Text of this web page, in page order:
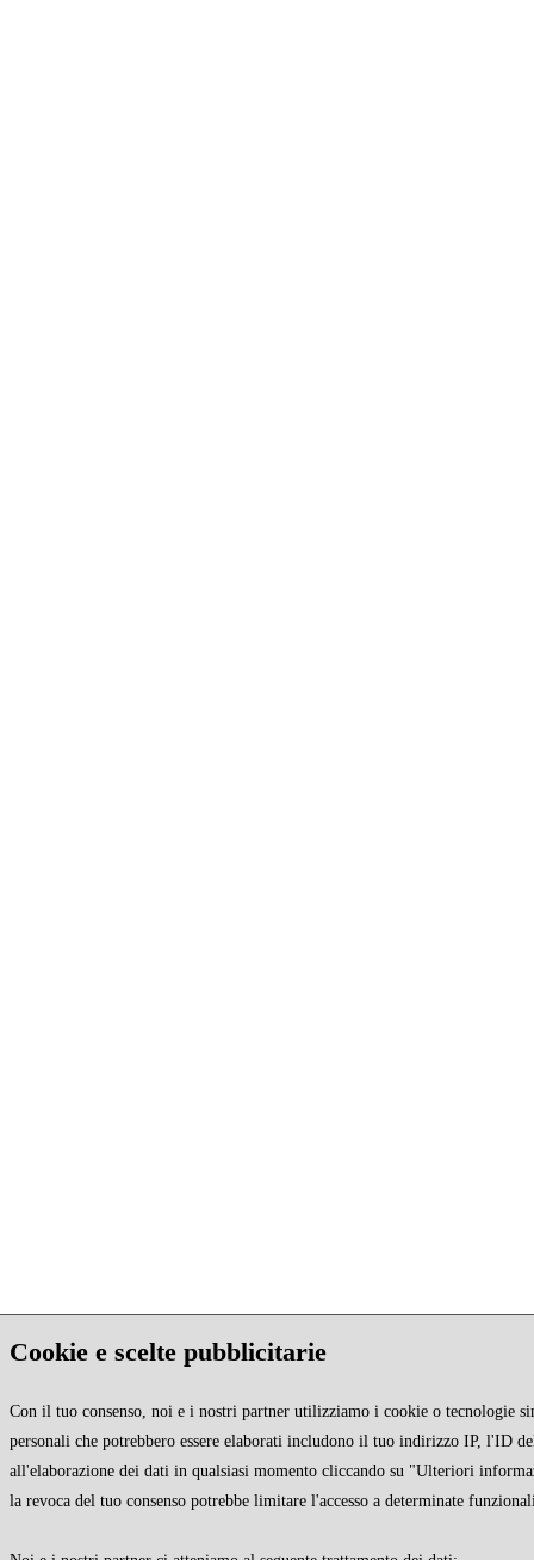
Cookie e scelte pubblicitarie
Con il tuo consenso, noi e i nostri partner utilizziamo i cookie o tecnologie
personali che potrebbero essere elaborati includono il tuo indirizzo IP, l'ID
all'elaborazione dei dati in qualsiasi momento cliccando su "Ulteriori
la revoca del tuo consenso potrebbe limitare l'accesso a determinate